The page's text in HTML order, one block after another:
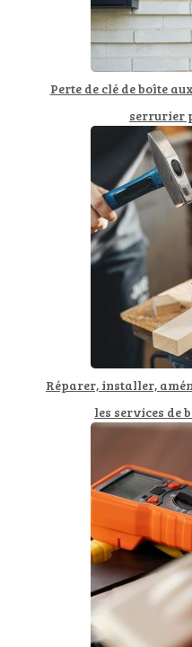
Perte de clé de boîte
serrurier
Réparer, installer,
les services de